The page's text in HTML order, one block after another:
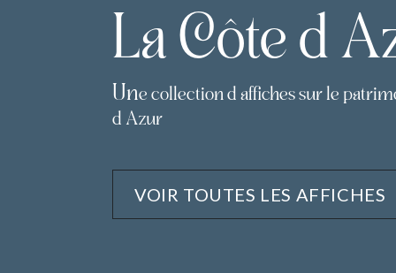
La Côte
Une collection d'affiches sur le
d'Azur
VOIR TOUTES LES AFFICHES